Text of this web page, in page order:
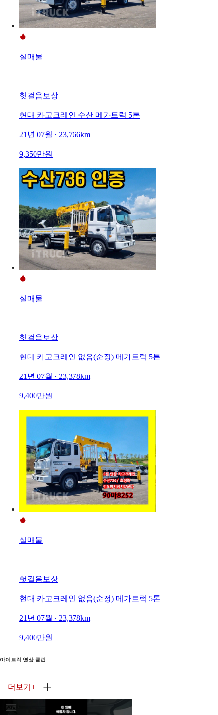
실매물
헛걸음보상
현대 카고크레인 수산 메가트럭 5톤
21년 07월 · 23,766km
9,350만원
실매물
헛걸음보상
현대 카고크레인 없음(순정) 메가트럭 5톤
21년 07월 · 23,378km
9,400만원
실매물
헛걸음보상
현대 카고크레인 없음(순정) 메가트럭 5톤
21년 07월 · 23,378km
9,400만원
아이트럭 영상 클립
더보기 +